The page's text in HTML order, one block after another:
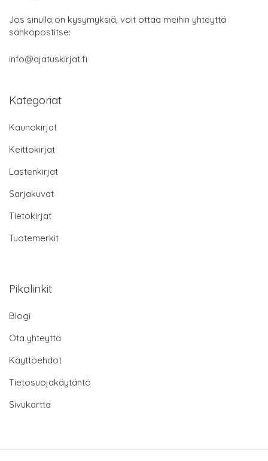
Jos sinulla on kysymyksiä, voit ottaa meihin yhteyttä
sähköpostitse:
info@ajatuskirjat.fi
Kategoriat
Kaunokirjat
Keittokirjat
Lastenkirjat
Sarjakuvat
Tietokirjat
Tuotemerkit
Pikalinkit
Blogi
Ota yhteyttä
Käyttöehdot
Tietosuojakäytäntö
Sivukartta